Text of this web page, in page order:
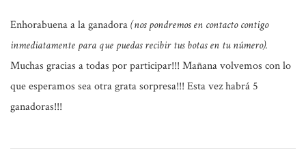
Enhorabuena a la ganadora(nos pondremos en contacto contigo
inmediatamente para que puedas recibir tus botas en tu número).
Muchas gracias a todas por participar!!! Mañana volvemos con lo
que esperamos sea otra grata sorpresa!!! Esta vez habrá 5
ganadoras!!!